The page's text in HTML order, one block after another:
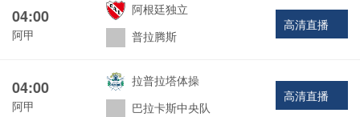
04:00
阿甲
阿根廷独立
普拉腾斯
高清直播
04:00
阿甲
拉普拉塔体操
巴拉卡斯中央队
高清直播